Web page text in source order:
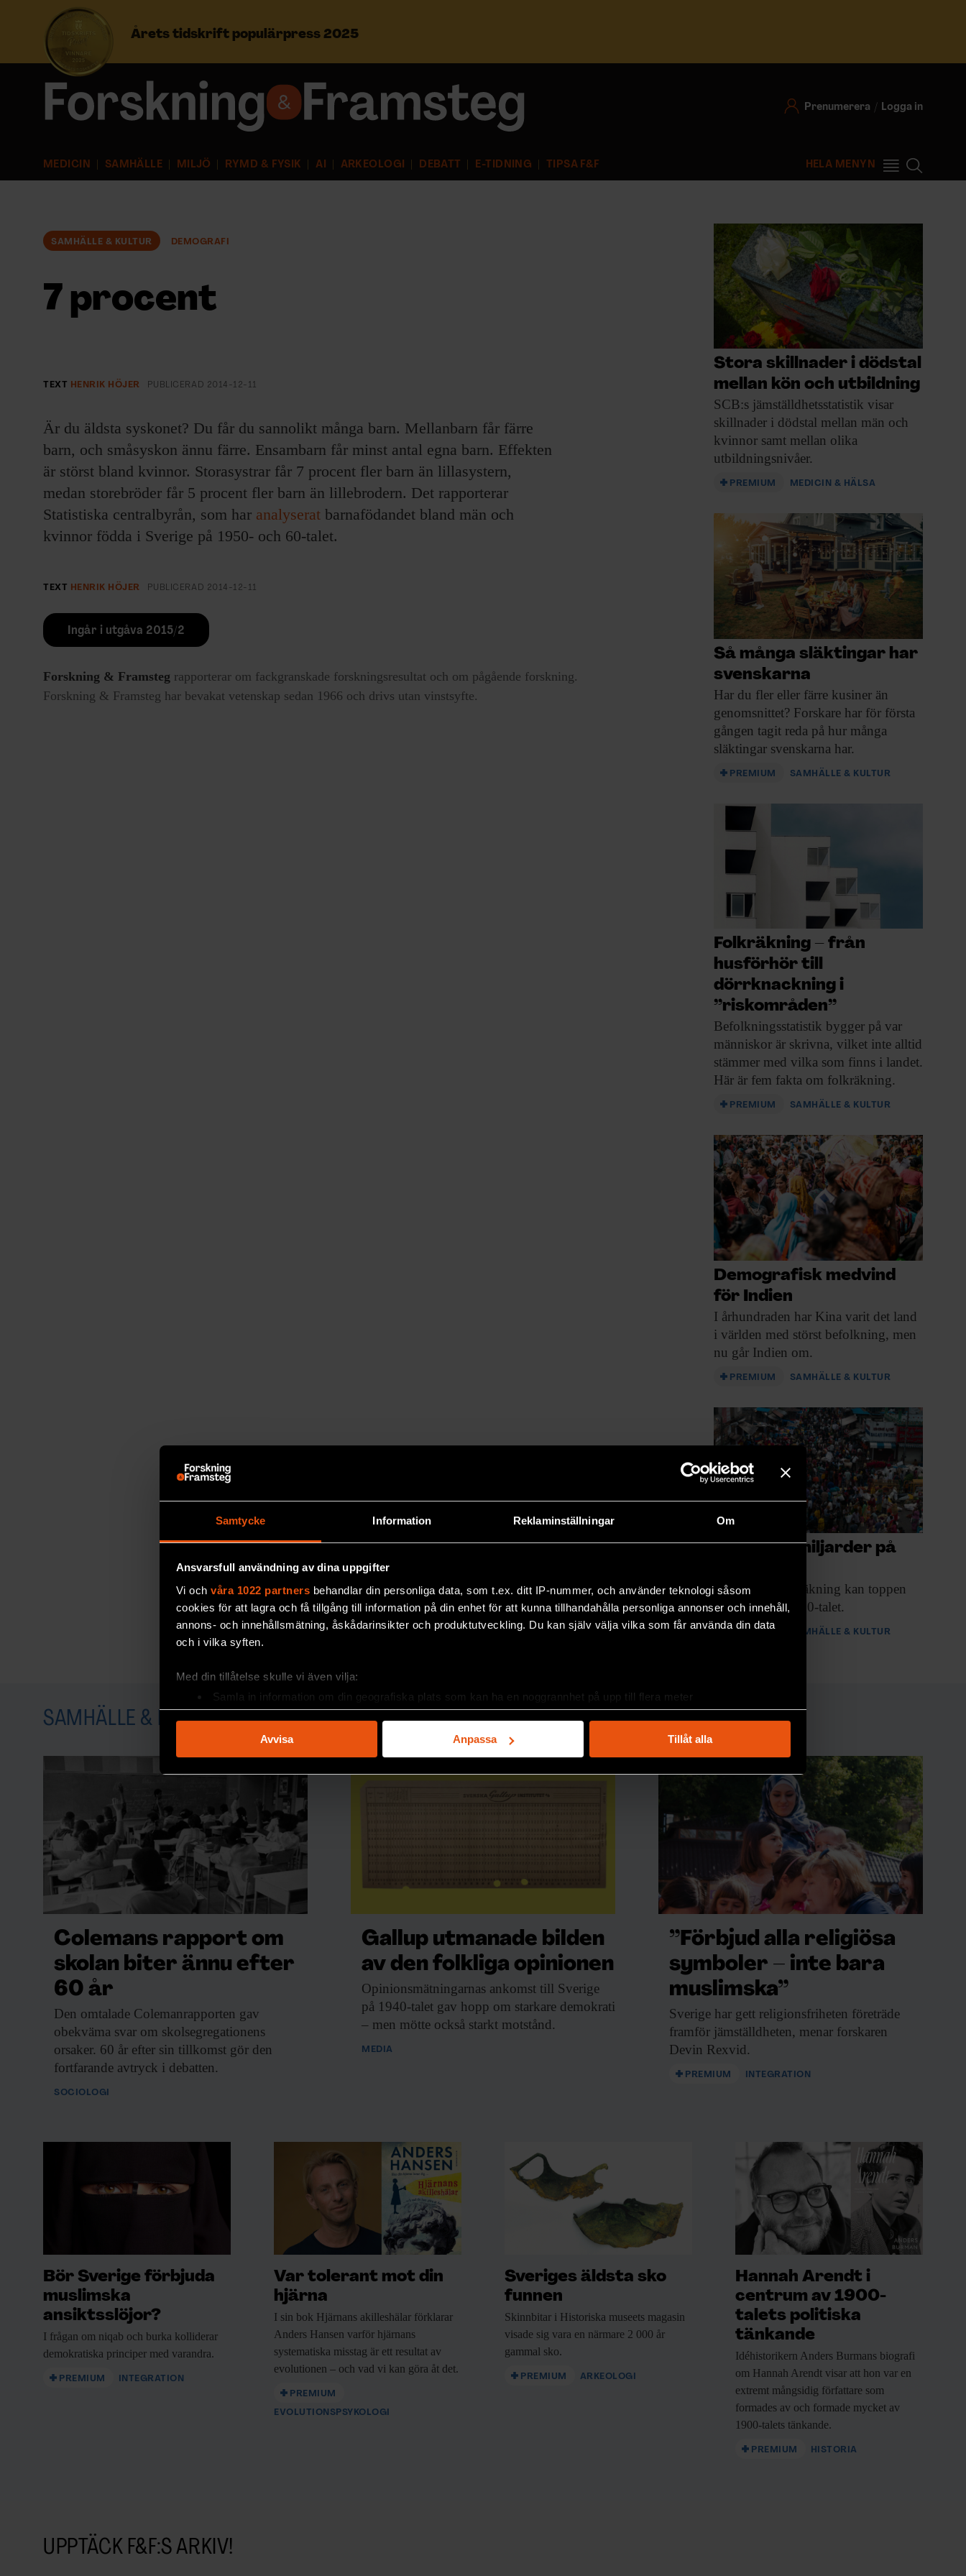
Samtycke Information Reklaminställningar Om
Ansvarsfull användning av dina uppgifter
Vi och våra 1022 partners behandlar din personliga data, som t.ex. ditt IP-nummer, och använder teknologi såsom
cookies för att lagra och få tillgång till information på din enhet för att kunna tillhandahålla personliga annonser och innehåll,
annons- och innehållsmätning, åskådarinsikter och produktutveckling. Du kan själv välja vilka som får använda din data
och i vilka syften.
Med din tillåtelse skulle vi även vilja:
Samla in information om din geografiska plats som kan ha en noggrannhet på upp till flera meter
Identifiera din enhet genom att aktivt skanna den för specifika kännetecken (fingeravtryck)
Ta reda på mer om hur dina personliga uppgifter behandlas och ställ in dina preferenser i
detaljsektionen. Du kan ändra
Vi använder enhetsidentifierare för att anpassa innehållet och annonserna till användarna, tillhandahålla funktioner för
sociala medier och analysera vår trafik. Vi vidarebefordrar även sådana identifierare och annan information från din enhet
till de sociala medier och annons- och analysföretag som vi samarbetar med. Dessa kan i sin tur kombinera informationen
med annan information som du har tillhandahållit eller som de har samlat in när du har använt deras tjänster.
Avvisa Anpassa Tillåt alla
Årets tidskrift populärpress 2025
Prenumerera Logga in
MEDICIN SAMHÄLLE MILJÖ RYMD & FYSIK AI ARKEOLOGI DEBATT E-TIDNING TIPSA F&F HELA MENYN
r
Prenumerera
NYHETSBREV
ARKIV & E-TIDNING
LYSSNA/PODD
SKRIV I F&F
PRENUMERERA PÅ F&F
ANNONSERA I F&F
SAMHÄLLE & KULTUR DEMOGRAFI
7 procent
TEXT HENRIK HÖJER PUBLICERAD 2014-12-11
Är du äldsta syskonet? Du får du sannolikt många barn. Mellanbarn får färre
barn, och småsyskon ännu färre. Ensambarn får minst antal egna barn. Effekten
är störst bland kvinnor. Storasystrar får 7 procent fler barn än lillasystern,
medan storebröder får 5 procent fler barn än lillebrodern. Det rapporterar
Statistiska centralbyrån, som har analyserat barnafödandet bland män och
kvinnor födda i Sverige på 1950- och 60-talet.
TEXT HENRIK HÖJER PUBLICERAD 2014-12-11
Ingår i utgåva 2015/2
Forskning & Framsteg rapporterar om fackgranskade forskningsresultat och om pågående forskning.
Forskning & Framsteg har bevakat vetenskap sedan 1966 och drivs utan vinstsyfte.
Stora skillnader i dödstal
mellan kön och utbildning
SCB:s jämställdhetsstatistik visar
skillnader i dödstal mellan män och
kvinnor samt mellan olika
utbildningsnivåer.
PREMIUM MEDICIN & HÄLSA
Så många släktingar har
svenskarna
Har du fler eller färre kusiner än
genomsnittet? Forskare har för första
gången tagit reda på hur många
släktingar svenskarna har.
PREMIUM SAMHÄLLE & KULTUR
Folkräkning – från
husförhör till
dörrknackning i
”riskområden”
Befolknings­statistik bygger på var
människor är skrivna, vilket inte alltid
stämmer med vilka som finns i landet.
Här är fem fakta om folkräkning.
PREMIUM SAMHÄLLE & KULTUR
Demografisk medvind
för Indien
I århundraden har Kina varit det land
i världen med störst befolkning, men
nu går Indien om.
PREMIUM SAMHÄLLE & KULTUR
Nu är vi 8 miljarder på
Enligt en ny
beräkning kan toppen
nås redan på 2050-talet.
PREMIUM SAMHÄLLE & KULTUR
SAMHÄLLE & KULTUR
Colemans rapport om
skolan biter ännu efter
60 år
Den omtalade Colemanrapporten gav
obekväma svar om skolsegregationens
orsaker. 60 år efter sin tillkomst gör den
fortfarande avtryck i debatten.
SOCIOLOGI
Gallup utmanade bilden
av den folkliga opinionen
Opinionsmätningarnas ankomst till Sverige
på 1940-talet gav hopp om starkare demokrati
– men mötte också starkt motstånd.
MEDIA
”Förbjud alla religiösa
symboler – inte bara
muslimska”
Sverige har gett religionsfriheten företräde
framför jämställdheten, menar forskaren
Devin Rexvid.
PREMIUM INTEGRATION
Bör Sverige förbjuda
muslimska
ansiktsslöjor?
I frågan om niqab och burka kolliderar
demokratiska principer med varandra.
PREMIUM INTEGRATION
Var tolerant mot din
hjärna
I sin bok Hjärnans akilleshälar förklarar
Anders Hansen varför hjärnans
systematiska misstag är ett resultat av
evolutionen – och vad vi kan göra åt det.
PREMIUM
EVOLUTIONSPSYKOLOGI
Sveriges äldsta sko
funnen
Skinnbitar i Historiska museets magasin
visade sig vara en närmare 2 000 år
gammal sko.
PREMIUM ARKEOLOGI
Hannah Arendt i
centrum av 1900-
talets politiska
tänkande
Idéhistorikern Anders Burmans biografi
om Hannah Arendt visar att hon var en
extremt mångsidig författare som
formades av och formade mycket av
1900-talets tänkande.
PREMIUM HISTORIA
UPPTÄCK F&F:S ARKIV!